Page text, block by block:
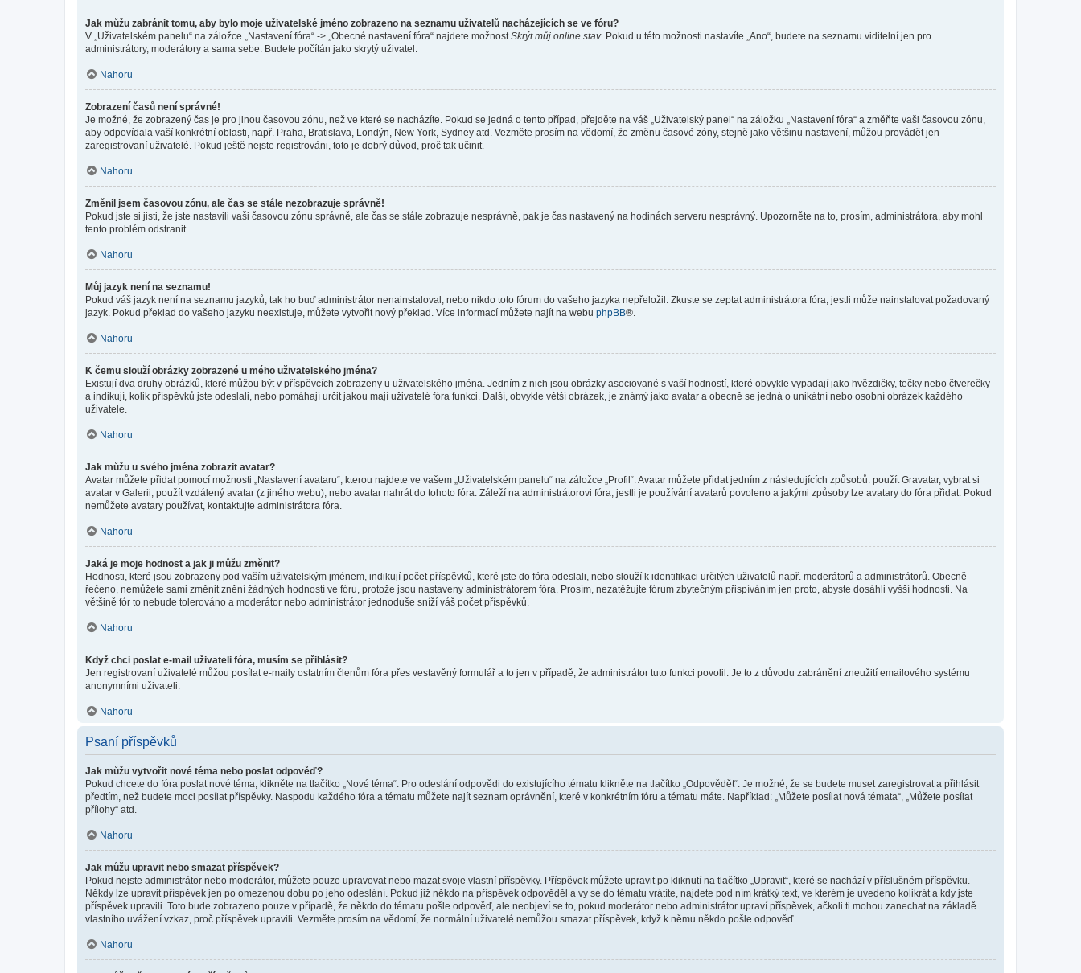
Jak můžu zabránit tomu, aby bylo moje uživatelské jméno zobrazeno na seznamu uživatelů nacházejících se ve fóru?
V „Uživatelském panelu“ na záložce „Nastavení fóra“ -> „Obecné nastavení fóra“ najdete možnost Skrýt můj online stav. Pokud u této možnosti nastavíte „Ano“, budete na seznamu viditelní jen pro
administrátory, moderátory a sama sebe. Budete počítán jako skrytý uživatel.
Nahoru
Zobrazení časů není správné!
Je možné, že zobrazený čas je pro jinou časovou zónu, než ve které se nacházíte. Pokud se jedná o tento případ, přejděte na váš „Uživatelský panel“ na záložku „Nastavení fóra“ a změňte vaši časovou zónu,
aby odpovídala vaší konkrétní oblasti, např. Praha, Bratislava, Londýn, New York, Sydney atd. Vezměte prosím na vědomí, že změnu časové zóny, stejně jako většinu nastavení, můžou provádět jen
zaregistrovaní uživatelé. Pokud ještě nejste registrováni, toto je dobrý důvod, proč tak učinit.
Nahoru
Změnil jsem časovou zónu, ale čas se stále nezobrazuje správně!
Pokud jste si jisti, že jste nastavili vaši časovou zónu správně, ale čas se stále zobrazuje nesprávně, pak je čas nastavený na hodinách serveru nesprávný. Upozorněte na to, prosím, administrátora, aby mohl
tento problém odstranit.
Nahoru
Můj jazyk není na seznamu!
Pokud váš jazyk není na seznamu jazyků, tak ho buď administrátor nenainstaloval, nebo nikdo toto fórum do vašeho jazyka nepřeložil. Zkuste se zeptat administrátora fóra, jestli může nainstalovat požadovaný
jazyk. Pokud překlad do vašeho jazyku neexistuje, můžete vytvořit nový překlad. Více informací můžete najít na webu phpBB®.
Nahoru
K čemu slouží obrázky zobrazené u mého uživatelského jména?
Existují dva druhy obrázků, které můžou být v příspěvcích zobrazeny u uživatelského jména. Jedním z nich jsou obrázky asociované s vaší hodností, které obvykle vypadají jako hvězdičky, tečky nebo čtverečky
a indikují, kolik příspěvků jste odeslali, nebo pomáhají určit jakou mají uživatelé fóra funkci. Další, obvykle větší obrázek, je známý jako avatar a obecně se jedná o unikátní nebo osobní obrázek každého
uživatele.
Nahoru
Jak můžu u svého jména zobrazit avatar?
Avatar můžete přidat pomocí možnosti „Nastavení avataru“, kterou najdete ve vašem „Uživatelském panelu“ na záložce „Profil“. Avatar můžete přidat jedním z následujících způsobů: použít Gravatar, vybrat si
avatar v Galerii, použít vzdálený avatar (z jiného webu), nebo avatar nahrát do tohoto fóra. Záleží na administrátorovi fóra, jestli je používání avatarů povoleno a jakými způsoby lze avatary do fóra přidat. Pokud
nemůžete avatary používat, kontaktujte administrátora fóra.
Nahoru
Jaká je moje hodnost a jak ji můžu změnit?
Hodnosti, které jsou zobrazeny pod vaším uživatelským jménem, indikují počet příspěvků, které jste do fóra odeslali, nebo slouží k identifikaci určitých uživatelů např. moderátorů a administrátorů. Obecně
řečeno, nemůžete sami změnit znění žádných hodností ve fóru, protože jsou nastaveny administrátorem fóra. Prosím, nezatěžujte fórum zbytečným přispíváním jen proto, abyste dosáhli vyšší hodnosti. Na
většině fór to nebude tolerováno a moderátor nebo administrátor jednoduše sníží váš počet příspěvků.
Nahoru
Když chci poslat e-mail uživateli fóra, musím se přihlásit?
Jen registrovaní uživatelé můžou posílat e-maily ostatním členům fóra přes vestavěný formulář a to jen v případě, že administrátor tuto funkci povolil. Je to z důvodu zabránění zneužití emailového systému
anonymními uživateli.
Nahoru
Psaní příspěvků
Jak můžu vytvořit nové téma nebo poslat odpověď?
Pokud chcete do fóra poslat nové téma, klikněte na tlačítko „Nové téma“. Pro odeslání odpovědi do existujícího tématu klikněte na tlačítko „Odpovědět“. Je možné, že se budete muset zaregistrovat a přihlásit
předtím, než budete moci posílat příspěvky. Naspodu každého fóra a tématu můžete najít seznam oprávnění, které v konkrétním fóru a tématu máte. Například: „Můžete posílat nová témata“, „Můžete posílat
přílohy“ atd.
Nahoru
Jak můžu upravit nebo smazat příspěvek?
Pokud nejste administrátor nebo moderátor, můžete pouze upravovat nebo mazat svoje vlastní příspěvky. Příspěvek můžete upravit po kliknutí na tlačítko „Upravit“, které se nachází v příslušném příspěvku.
Někdy lze upravit příspěvek jen po omezenou dobu po jeho odeslání. Pokud již někdo na příspěvek odpověděl a vy se do tématu vrátíte, najdete pod ním krátký text, ve kterém je uvedeno kolikrát a kdy jste
příspěvek upravili. Toto bude zobrazeno pouze v případě, že někdo do tématu pošle odpověď, ale neobjeví se to, pokud moderátor nebo administrátor upraví příspěvek, ačkoli ti mohou zanechat na základě
vlastního uvážení vzkaz, proč příspěvek upravili. Vezměte prosím na vědomí, že normální uživatelé nemůžou smazat příspěvek, když k němu někdo pošle odpověď.
Nahoru